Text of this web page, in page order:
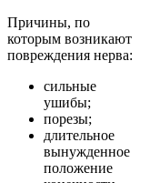
Причины, по
которым возникают
повреждения нерва:
сильные
ушибы;
порезы;
длительное
вынужденное
положение